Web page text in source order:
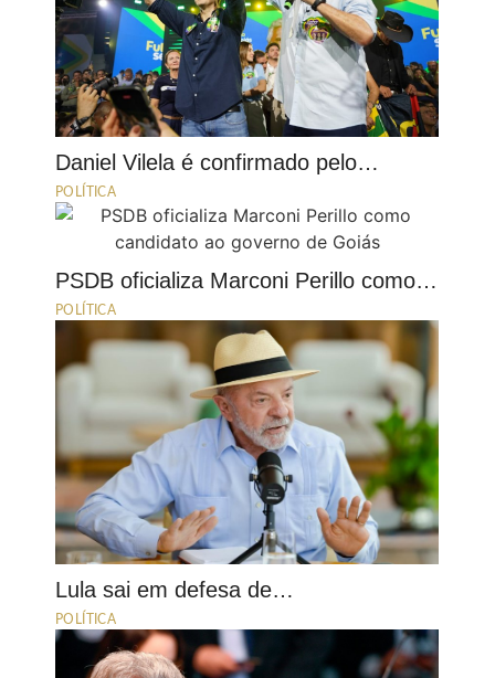
Daniel Vilela é confirmado pelo…
POLÍTICA
PSDB oficializa Marconi Perillo como…
POLÍTICA
Lula sai em defesa de…
POLÍTICA